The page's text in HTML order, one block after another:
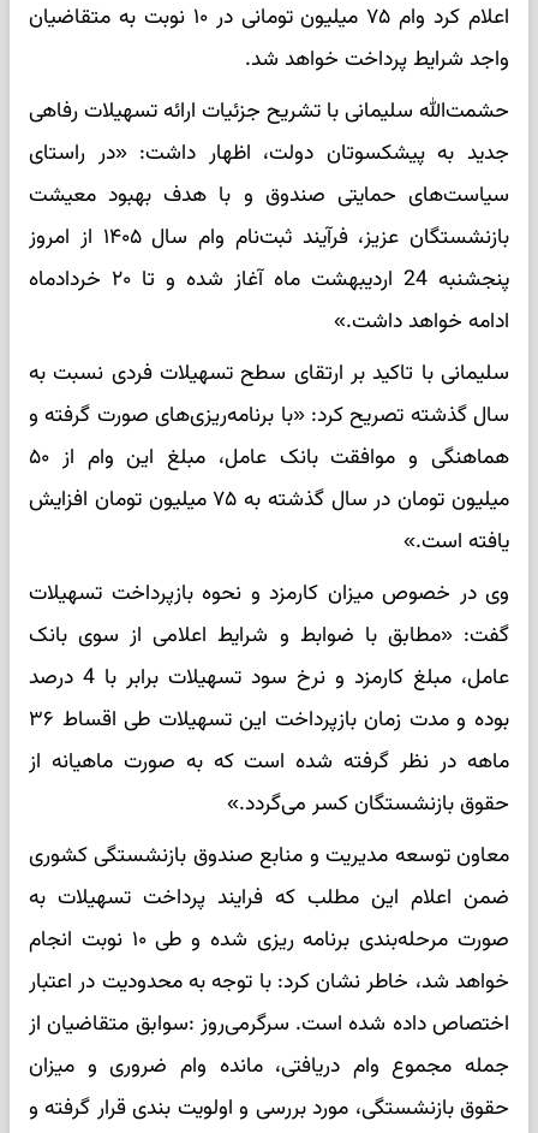
اعلام کرد وام ۷۵ میلیون تومانی در ۱۰ نوبت به متقاضیان
واجد شرایط پرداخت خواهد شد.
حشمت‌الله سلیمانی با تشریح جزئیات ارائه تسهیلات رفاهی
جدید به پیشکسوتان دولت، اظهار داشت: «در راستای
سیاست‌های حمایتی صندوق و با هدف بهبود معیشت
بازنشستگان عزیز، فرآیند ثبت‌نام وام سال ۱۴۰۵ از امروز
پنجشنبه 24 اردیبهشت ماه آغاز شده و تا ۲۰ خردادماه
ادامه خواهد داشت.»
سلیمانی با تاکید بر ارتقای سطح تسهیلات فردی نسبت به
سال گذشته تصریح کرد: «با برنامه‌ریزی‌های صورت گرفته و
هماهنگی و موافقت بانک عامل، مبلغ این وام از ۵۰
میلیون تومان در سال گذشته به ۷۵ میلیون تومان افزایش
یافته است.»
وی در خصوص میزان کارمزد و نحوه بازپرداخت تسهیلات
گفت: «مطابق با ضوابط و شرایط اعلامی از سوی بانک
عامل، مبلغ کارمزد و نرخ سود تسهیلات برابر با 4 درصد
بوده و مدت زمان بازپرداخت این تسهیلات طی اقساط ۳۶
ماهه در نظر گرفته شده است که به صورت ماهیانه از
حقوق بازنشستگان کسر می‌گردد.»
معاون توسعه مدیریت و منابع صندوق بازنشستگی کشوری
ضمن اعلام این مطلب که فرایند پرداخت تسهیلات به
صورت مرحله‌بندی برنامه ریزی شده و طی ۱۰ نوبت انجام
خواهد شد، خاطر نشان کرد: با توجه به محدودیت در اعتبار
اختصاص داده شده است. سرگرمی‌روز :سوابق متقاضیان از
جمله مجموع وام دریافتی، مانده وام ضروری و میزان
حقوق بازنشستگی، مورد بررسی و اولویت بندی قرار گرفته و